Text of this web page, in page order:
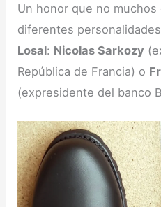
Un honor que no
diferentes
Losal: Nicolas Sarkozy
República de Francia) o
(expresidente del banco